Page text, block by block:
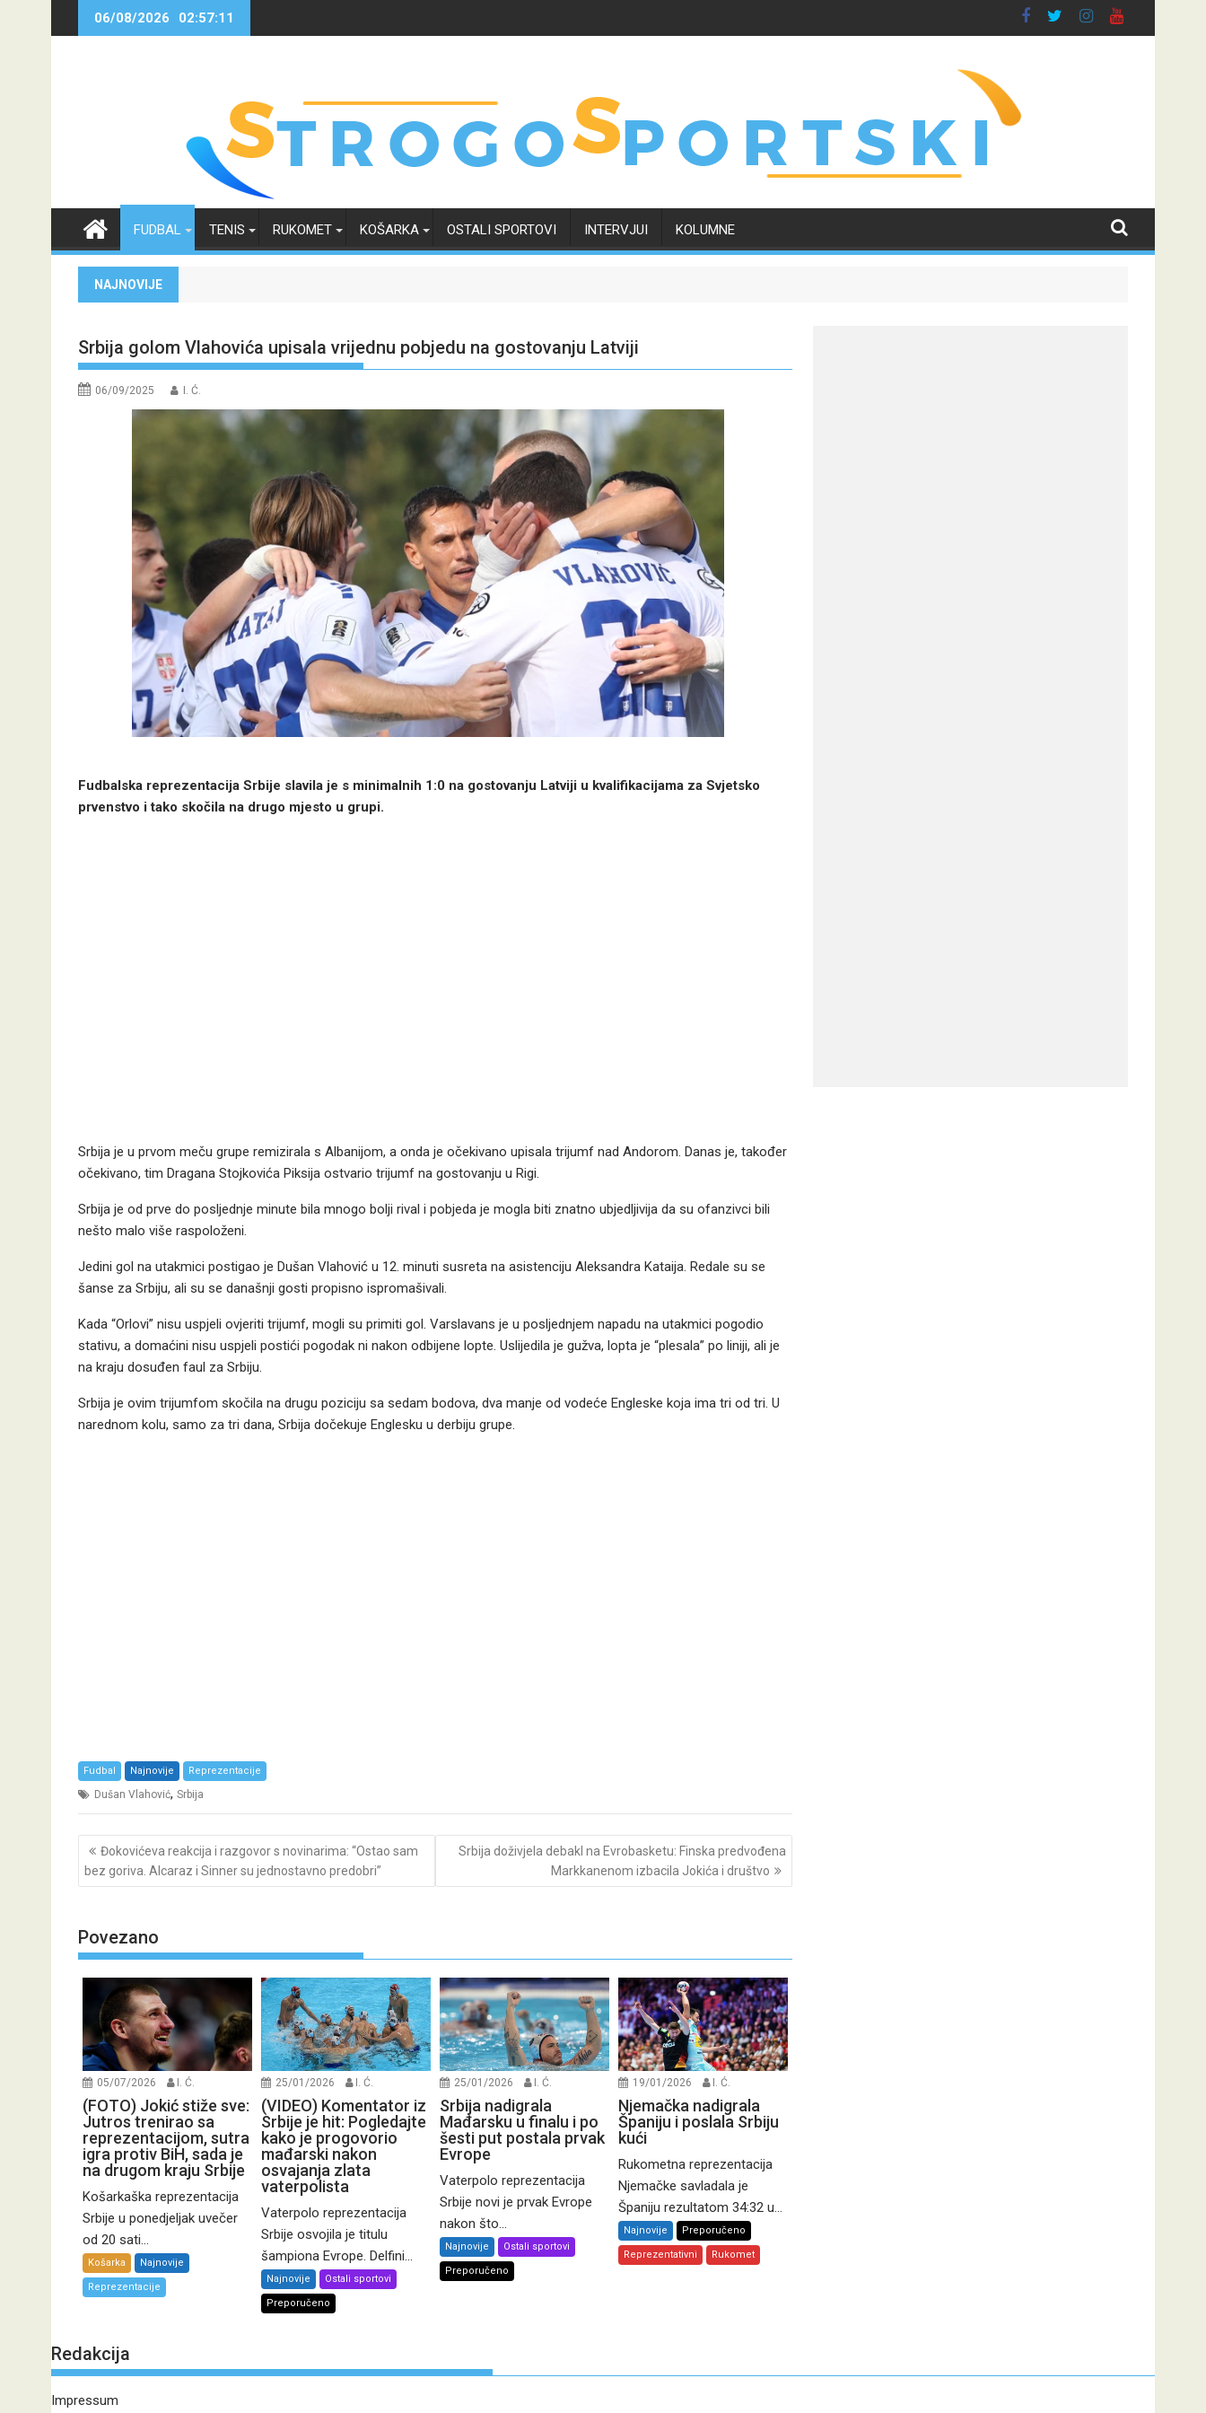
06/08/2026 02:57:12
FUDBAL TENIS RUKOMET KOŠARKA OSTALI SPORTOVI INTERVJUI KOLUMNE
NAJNOVIJE
Srbija golom Vlahovića upisala vrijednu pobjedu na gostovanju Latviji
06/09/2025 I. Ć.
Fudbalska reprezentacija Srbije slavila je s minimalnih 1:0 na gostovanju Latviji u kvalifikacijama za Svjetsko
prvenstvo i tako skočila na drugo mjesto u grupi.
Srbija je u prvom meču grupe remizirala s Albanijom, a onda je očekivano upisala trijumf nad Andorom. Danas je, također
očekivano, tim Dragana Stojkovića Piksija ostvario trijumf na gostovanju u Rigi.
Srbija je od prve do posljednje minute bila mnogo bolji rival i pobjeda je mogla biti znatno ubjedljivija da su ofanzivci bili
nešto malo više raspoloženi.
Jedini gol na utakmici postigao je Dušan Vlahović u 12. minuti susreta na asistenciju Aleksandra Kataija. Redale su se
šanse za Srbiju, ali su se današnji gosti propisno ispromašivali.
Kada “Orlovi” nisu uspjeli ovjeriti trijumf, mogli su primiti gol. Varslavans je u posljednjem napadu na utakmici pogodio
stativu, a domaćini nisu uspjeli postići pogodak ni nakon odbijene lopte. Uslijedila je gužva, lopta je “plesala” po liniji, ali je
na kraju dosuđen faul za Srbiju.
Srbija je ovim trijumfom skočila na drugu poziciju sa sedam bodova, dva manje od vodeće Engleske koja ima tri od tri. U
narednom kolu, samo za tri dana, Srbija dočekuje Englesku u derbiju grupe.
Fudbal Najnovije Reprezentacije
Dušan Vlahović, Srbija
Post
navigation
Đokovićeva reakcija i razgovor s novinarima: “Ostao sam
bez goriva. Alcaraz i Sinner su jednostavno predobri”
Srbija doživjela debakl na Evrobasketu: Finska predvođena
Markkanenom izbacila Jokića i društvo
Povezano
05/07/2026 I. Ć.
(FOTO) Jokić stiže sve:
Jutros trenirao sa
reprezentacijom, sutra
igra protiv BiH, sada je
na drugom kraju Srbije
Košarkaška reprezentacija
Srbije u ponedjeljak uvečer
od 20 sati...
Košarka Najnovije
Reprezentacije
25/01/2026 I. Ć.
(VIDEO) Komentator iz
Srbije je hit: Pogledajte
kako je progovorio
mađarski nakon
osvajanja zlata
vaterpolista
Vaterpolo reprezentacija
Srbije osvojila je titulu
šampiona Evrope. Delfini...
Najnovije Ostali sportovi
Preporučeno
25/01/2026 I. Ć.
Srbija nadigrala
Mađarsku u finalu i po
šesti put postala prvak
Evrope
Vaterpolo reprezentacija
Srbije novi je prvak Evrope
nakon što...
Najnovije Ostali sportovi
Preporučeno
19/01/2026 I. Ć.
Njemačka nadigrala
Španiju i poslala Srbiju
kući
Rukometna reprezentacija
Njemačke savladala je
Španiju rezultatom 34:32 u...
Najnovije Preporučeno
Reprezentativni Rukomet
Redakcija
Impressum